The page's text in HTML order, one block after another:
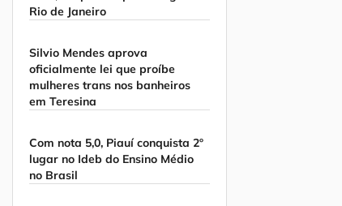
Rio de Janeiro
Silvio Mendes aprova
oficialmente lei que proíbe
mulheres trans nos banheiros
em Teresina
Com nota 5,0, Piauí conquista 2º
lugar no Ideb do Ensino Médio
no Brasil